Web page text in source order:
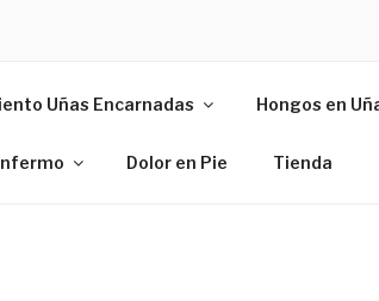
Uñas Encarnadas Hongos en
Dolor en Pie Tienda